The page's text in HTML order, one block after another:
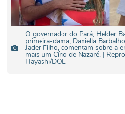
O governador do Pará, Helder
primeira-dama, Daniella
Jader Filho, comentam sobre a
mais um Círio de Nazaré. |
Hayashi/DOL